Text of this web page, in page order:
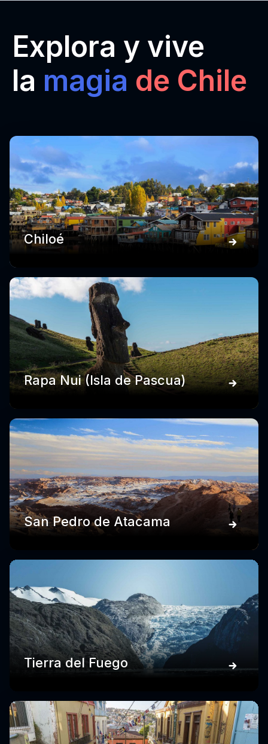
Explora y vive
la magia de Chile
Chiloé
Rapa Nui (Isla de Pascua)
San Pedro de Atacama
Tierra del Fuego